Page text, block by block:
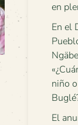
en
En el
niño
El